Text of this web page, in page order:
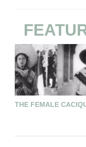
THE FEMALE